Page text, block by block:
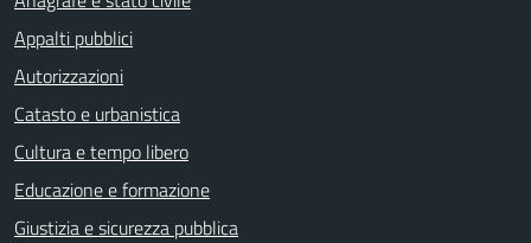
Appalti pubblici
Autorizzazioni
Catasto e urbanistica
Cultura e tempo libero
Educazione e formazione
Giustizia e sicurezza pubblica